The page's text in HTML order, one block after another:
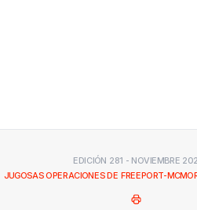
EDICIÓN 281 - NOVIEMBRE
JUGOSAS OPERACIONES DE FREEPORT-